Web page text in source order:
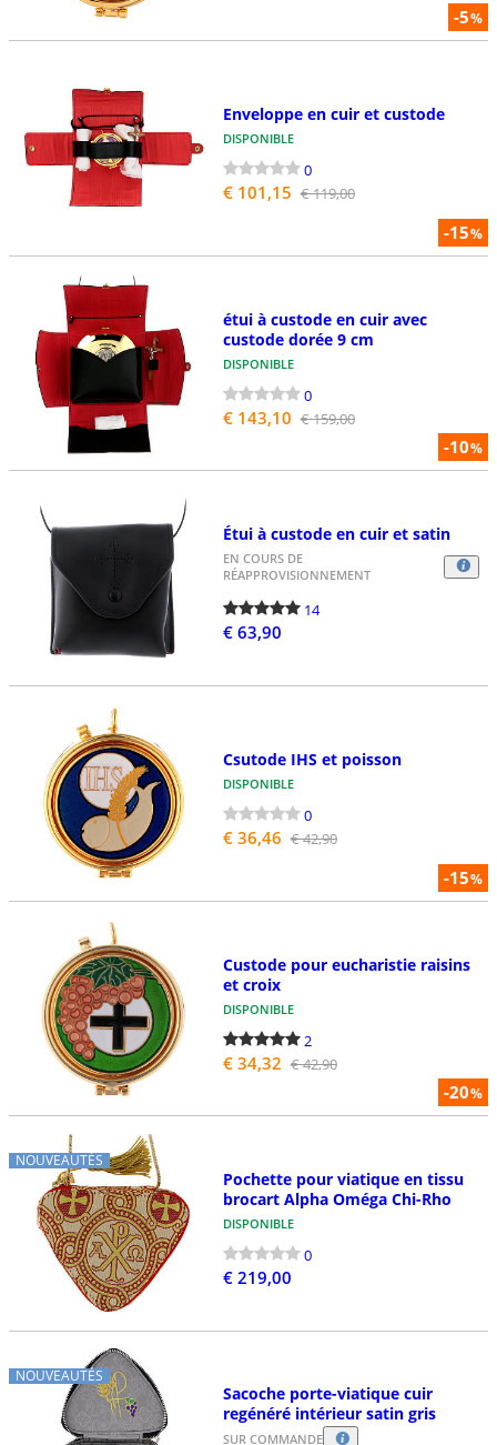
-5%
-15%
Enveloppe en cuir et custode
DISPONIBLE
0
€ 101,15 € 119,00
-10%
étui à custode en cuir avec
custode dorée 9 cm
DISPONIBLE
0
€ 143,10 € 159,00
Étui à custode en cuir et satin
EN COURS DE
RÉAPPROVISIONNEMENT
14
€ 63,90
-15%
Csutode IHS et poisson
DISPONIBLE
0
€ 36,46 € 42,90
-20%
Custode pour eucharistie raisins
et croix
DISPONIBLE
2
€ 34,32 € 42,90
NOUVEAUTÉS
Pochette pour viatique en tissu
brocart Alpha Oméga Chi-Rho
DISPONIBLE
0
€ 219,00
NOUVEAUTÉS
Sacoche porte-viatique cuir
regénéré intérieur satin gris
SUR COMMANDE